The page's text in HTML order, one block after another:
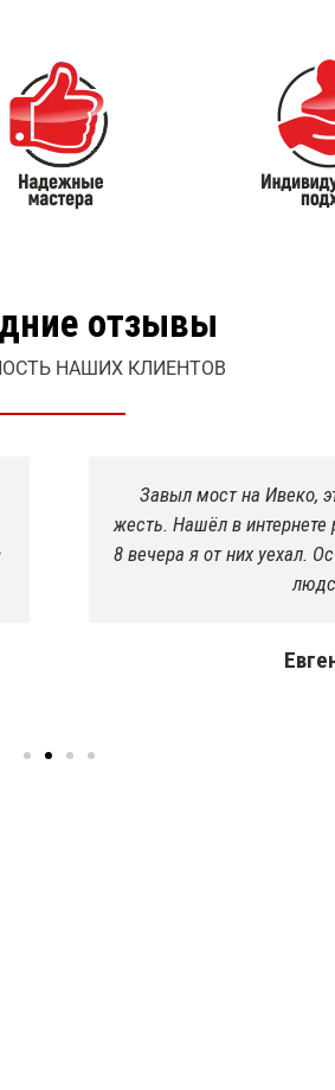
отзывы
НАШИХ КЛИЕНТОВ
Завыл мост на Ивеко,
жесть. Нашёл в интернете
8 вечера я от них уехал.